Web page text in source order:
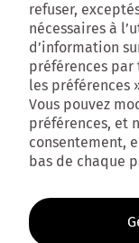
refuser,
nécessaires à
d’information
préférences par
les préférences
Vous pouvez
préférences, et
consentement,
bas de chaque